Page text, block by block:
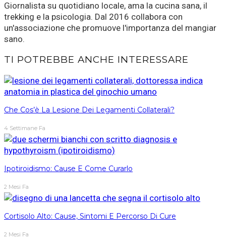
Giornalista su quotidiano locale, ama la cucina sana, il
trekking e la psicologia. Dal 2016 collabora con
un'associazione che promuove l'importanza del mangiar
sano.
TI POTREBBE ANCHE INTERESSARE
Che Cos’è La Lesione Dei Legamenti Collaterali?
4 Settimane Fa
Ipotiroidismo: Cause E Come Curarlo
2 Mesi Fa
Cortisolo Alto: Cause, Sintomi E Percorso Di Cure
2 Mesi Fa